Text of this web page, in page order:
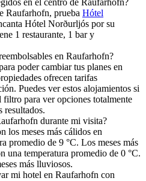
en el centro de Raufarhofn?
Raufarhofn, prueba Hótel
Hótel Norðurljós por su
1 restaurante, 1 bar y
en Raufarhofn?
poder cambiar tus planes en
ofrecen tarifas
Puedes ver estos alojamientos si
filtro para ver opciones totalmente
resultados.
durante mi visita?
los meses más cálidos en
promedio de 9 °C. Los meses más
una temperatura promedio de 0 °C.
más lluviosos.
mi hotel en Raufarhofn con